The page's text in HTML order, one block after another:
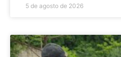
5 de agosto de 2026